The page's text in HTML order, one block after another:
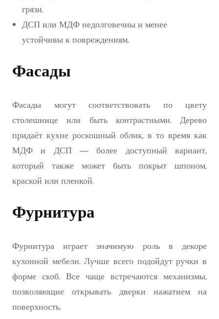
грязи.
ДСП или МДФ недолговечны и менее
устойчивы к повреждениям.
Фасады
Фасады могут соответствовать по цвету
столешнице или быть контрастными. Дерево
придаёт кухне роскошный облик, в то время как
МДФ и ДСП — более доступный вариант,
который также может быть покрыт шпоном,
краской или пленкой.
Фурнитура
Фурнитура играет значимую роль в декоре
кухонной мебели. Лучше всего подойдут ручки в
форме скоб. Все чаще встречаются механизмы,
позволяющие открывать дверки нажатием на
поверхность.